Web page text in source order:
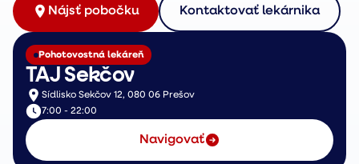
Nájsť pobočku Kontaktovať lekárnika
Pohotovostná lekáreň
TAJ Sekčov
Sídlisko Sekčov 12, 080 06 Prešov
7:00 - 22:00
Navigovať